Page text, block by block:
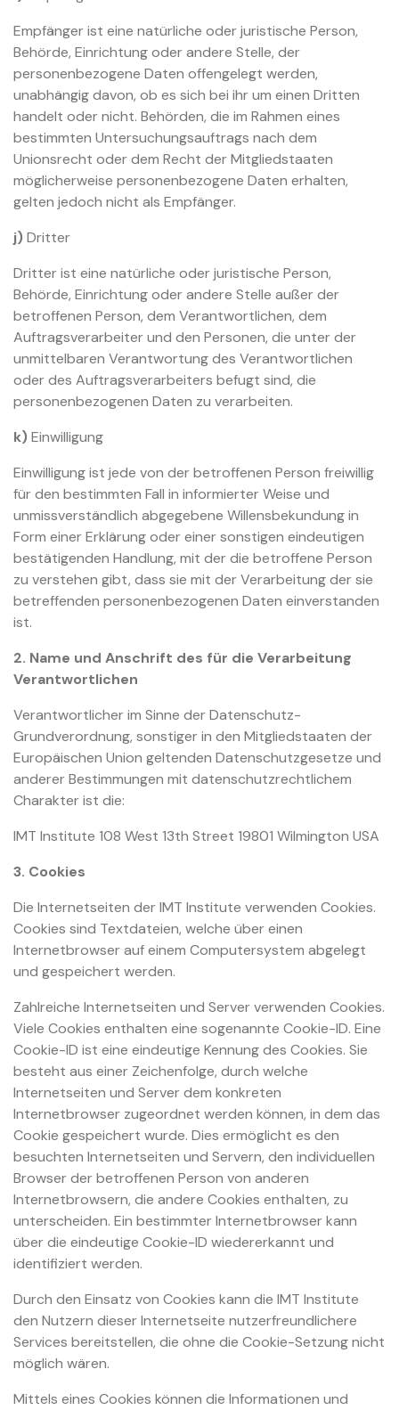
Empfänger ist eine natürliche oder juristische Person,
Behörde, Einrichtung oder andere Stelle, der
personenbezogene Daten offengelegt werden,
unabhängig davon, ob es sich bei ihr um einen Dritten
handelt oder nicht. Behörden, die im Rahmen eines
bestimmten Untersuchungsauftrags nach dem
Unionsrecht oder dem Recht der Mitgliedstaaten
möglicherweise personenbezogene Daten erhalten,
gelten jedoch nicht als Empfänger.
j)Dritter
Dritter ist eine natürliche oder juristische Person,
Behörde, Einrichtung oder andere Stelle außer der
betroffenen Person, dem Verantwortlichen, dem
Auftragsverarbeiter und den Personen, die unter der
unmittelbaren Verantwortung des Verantwortlichen
oder des Auftragsverarbeiters befugt sind, die
personenbezogenen Daten zu verarbeiten.
k)Einwilligung
Einwilligung ist jede von der betroffenen Person freiwillig
für den bestimmten Fall in informierter Weise und
unmissverständlich abgegebene Willensbekundung in
Form einer Erklärung oder einer sonstigen eindeutigen
bestätigenden Handlung, mit der die betroffene Person
zu verstehen gibt, dass sie mit der Verarbeitung der sie
betreffenden personenbezogenen Daten einverstanden
ist.
2. Name und Anschrift des für die Verarbeitung
Verantwortlichen
Verantwortlicher im Sinne der Datenschutz-
Grundverordnung, sonstiger in den Mitgliedstaaten der
Europäischen Union geltenden Datenschutzgesetze und
anderer Bestimmungen mit datenschutzrechtlichem
Charakter ist die:
IMT Institute 108 West 13th Street 19801 Wilmington USA
3. Cookies
Die Internetseiten der IMT Institute verwenden Cookies.
Cookies sind Textdateien, welche über einen
Internetbrowser auf einem Computersystem abgelegt
und gespeichert werden.
Zahlreiche Internetseiten und Server verwenden Cookies.
Viele Cookies enthalten eine sogenannte Cookie-ID. Eine
Cookie-ID ist eine eindeutige Kennung des Cookies. Sie
besteht aus einer Zeichenfolge, durch welche
Internetseiten und Server dem konkreten
Internetbrowser zugeordnet werden können, in dem das
Cookie gespeichert wurde. Dies ermöglicht es den
besuchten Internetseiten und Servern, den individuellen
Browser der betroffenen Person von anderen
Internetbrowsern, die andere Cookies enthalten, zu
unterscheiden. Ein bestimmter Internetbrowser kann
über die eindeutige Cookie-ID wiedererkannt und
identifiziert werden.
Durch den Einsatz von Cookies kann die IMT Institute
den Nutzern dieser Internetseite nutzerfreundlichere
Services bereitstellen, die ohne die Cookie-Setzung nicht
möglich wären.
Mittels eines Cookies können die Informationen und